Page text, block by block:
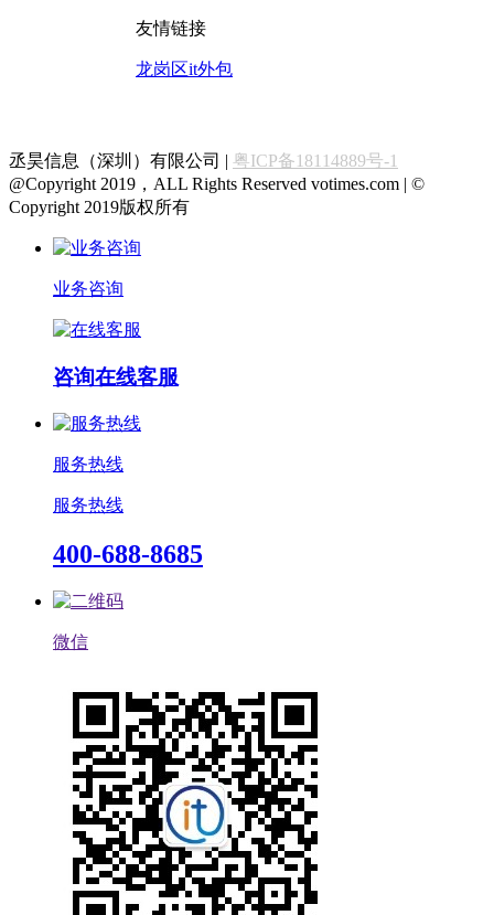
友情链接
龙岗区it外包
丞昊信息（深圳）有限公司 | 粤ICP备18114889号-1
@Copyright 2019，ALL Rights Reserved votimes.com | ©
Copyright 2019版权所有
业务咨询
咨询在线客服
服务热线
服务热线
400-688-8685
微信